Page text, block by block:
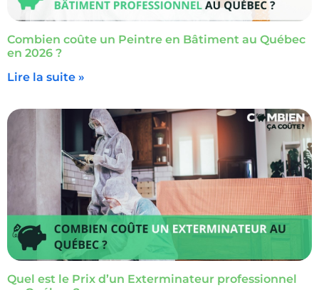
Combien coûte un Peintre en Bâtiment au Québec
en 2026 ?
Lire la suite »
Quel est le Prix d’un Exterminateur professionnel